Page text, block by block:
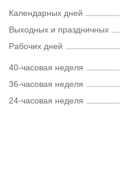
Календарных дней
Выходных и праздничных
Рабочих дней
40-часовая неделя
36-часовая неделя
24-часовая неделя